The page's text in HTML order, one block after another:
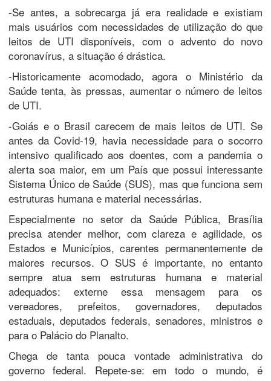
-Se antes, a sobrecarga já era realidade e existiam
mais usuários com necessidades de utilização do que
leitos de UTI disponíveis, com o advento do novo
coronavírus, a situação é drástica.
-Historicamente acomodado, agora o Ministério da
Saúde tenta, às pressas, aumentar o número de leitos
de UTI.
-Goiás e o Brasil carecem de mais leitos de UTI. Se
antes da Covid-19, havia necessidade para o socorro
intensivo qualificado aos doentes, com a pandemia o
alerta soa maior, em um País que possui interessante
Sistema Único de Saúde (SUS), mas que funciona sem
estruturas humana e material necessárias.
Especialmente no setor da Saúde Pública, Brasília
precisa atender melhor, com clareza e agilidade, os
Estados e Municípios, carentes permanentemente de
maiores recursos. O SUS é importante, no entanto
sempre atua sem estruturas humana e material
adequados: externe essa mensagem para os
vereadores, prefeitos, governadores, deputados
estaduais, deputados federais, senadores, ministros e
para o Palácio do Planalto.
Chega de tanta pouca vontade administrativa do
governo federal. Repete-se: em todo o mundo, é